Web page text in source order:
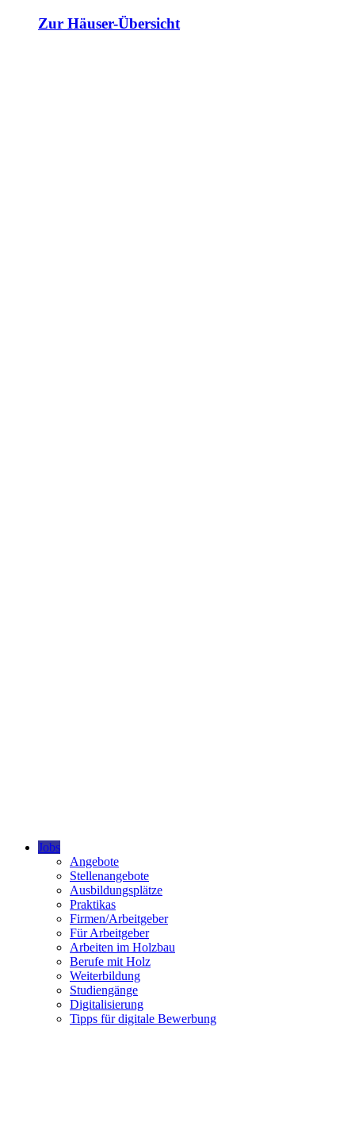
Zur Häuser-Übersicht
Jobs
Angebote
Stellenangebote
Ausbildungsplätze
Praktikas
Firmen/Arbeitgeber
Für Arbeitgeber
Arbeiten im Holzbau
Berufe mit Holz
Weiterbildung
Studiengänge
Digitalisierung
Tipps für digitale Bewerbung